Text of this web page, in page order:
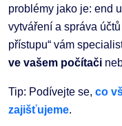
problémy jako je: end
vytváření a správa
přístupu“ vám
ve vašem počítači
Tip: Podívejte se, co
zajišťujeme.